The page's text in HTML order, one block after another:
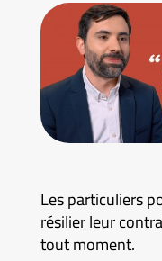
Les particuliers
résilier leur
tout moment.